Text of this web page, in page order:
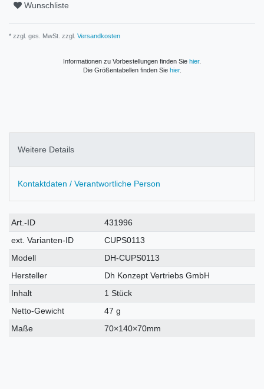
Wunschliste
* zzgl. ges. MwSt. zzgl. Versandkosten
Informationen zu Vorbestellungen finden Sie hier.
Die Größentabellen finden Sie hier.
Weitere Details
Kontaktdaten / Verantwortliche Person
Technisches
Merkmal
Wert
Art.-ID
431996
ext. Varianten-ID
CUPS0113
Modell
DH-CUPS0113
Hersteller
Dh Konzept Vertriebs GmbH
Inhalt
1 Stück
Netto-Gewicht
47 g
Maße
70×140×70mm